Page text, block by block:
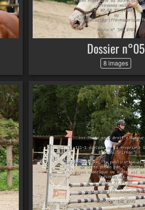
Dossier n°05
8 images